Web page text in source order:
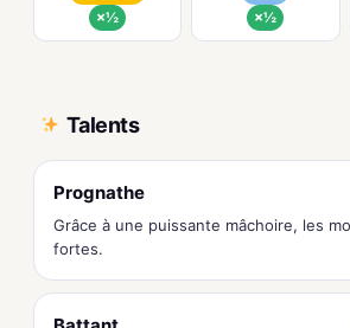
×½ ×½
Talents
Prognathe
Grâce à une puissante mâchoire, les
fortes.